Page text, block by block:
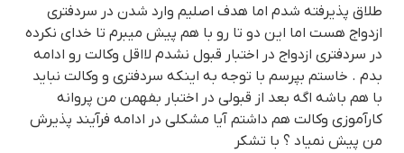
طلاق پذیرفته شدم اما هدف اصلیم وارد شدن در سردفتری
ازدواج هست اما این دو تا رو با هم‌ پیش میبرم تا خدای نکرده
در سردفتری ازدواج در اختبار قبول نشدم لااقل وکالت رو ادامه
بدم . خاستم بپرسم با توجه به اینکه سردفتری و وکالت نباید
با هم باشه اگه بعد از قبولی در اختبار بفهمن من پروانه
کارآموزی وکالت هم داشتم آیا مشکلی در ادامه فرآیند پذیرش
من پیش نمیاد ؟ با تشکر